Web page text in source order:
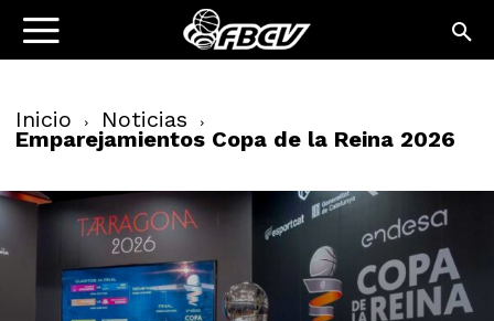
Inicio Noticias
Emparejamientos Copa de la Reina 2026